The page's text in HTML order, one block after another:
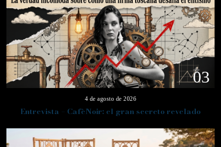
03
4 de agosto de 2026
Entrevista – CafèNoir: el gran secreto revelado